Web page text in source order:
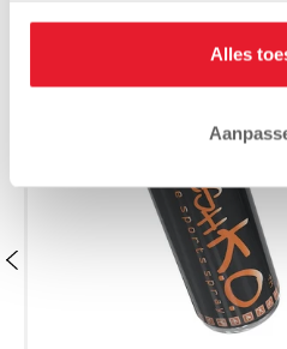
Alles
SALE